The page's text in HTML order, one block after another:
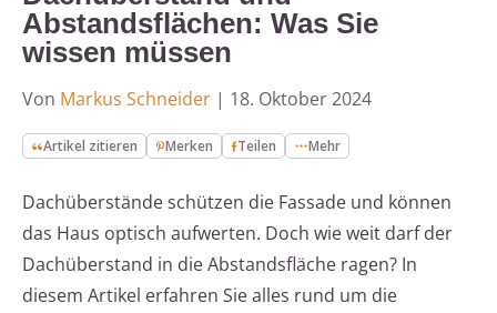
Abstandsflächen: Was Sie
wissen müssen
Von Markus Schneider | 18. Oktober 2024
Artikel zitieren Merken Teilen Mehr
Dachüberstände schützen die Fassade und können
das Haus optisch aufwerten. Doch wie weit darf der
Dachüberstand in die Abstandsfläche ragen? In
diesem Artikel erfahren Sie alles rund um die